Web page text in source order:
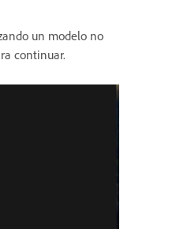
un modelo no
continuar.